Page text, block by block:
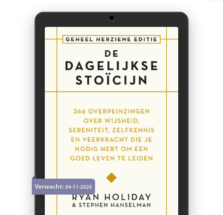
Verwacht: 04-11-2026